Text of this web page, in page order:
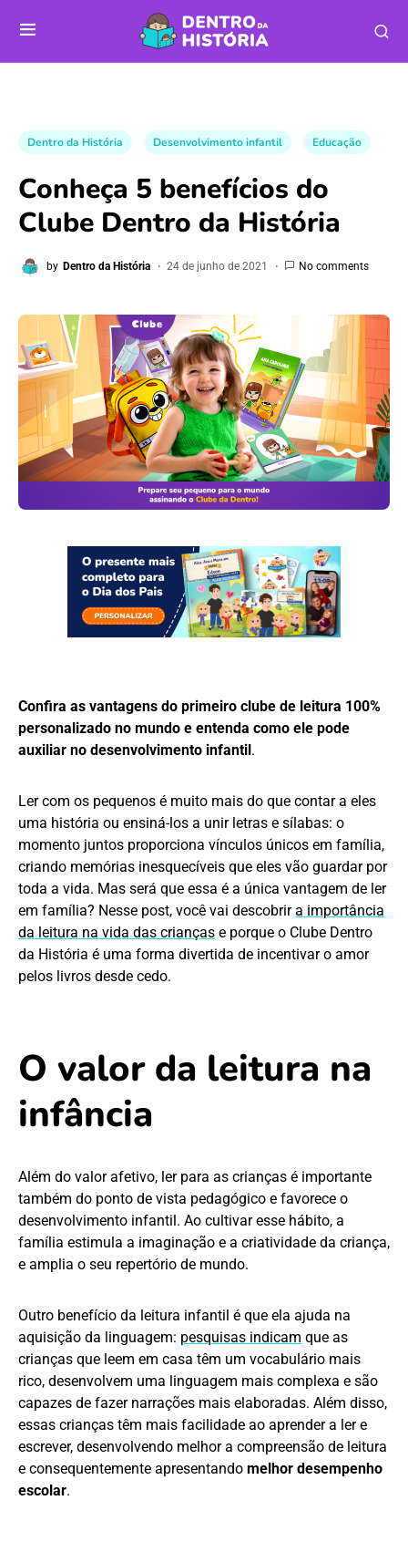
Dentro da História Desenvolvimento infantil Educação
Conheça 5 benefícios do
Clube Dentro da História
by Dentro da História 24 de junho de 2021 No comments
Confira as vantagens do primeiro clube de leitura 100%
personalizado no mundo e entenda como ele pode
auxiliar no desenvolvimento infantil.
Ler com os pequenos é muito mais do que contar a eles
uma história ou ensiná-los a unir letras e sílabas: o
momento juntos proporciona vínculos únicos em família,
criando memórias inesquecíveis que eles vão guardar por
toda a vida. Mas será que essa é a única vantagem de ler
em família? Nesse post, você vai descobrira importância
da leitura na vida das crianças e porque o Clube Dentro
da História é uma forma divertida de incentivar o amor
pelos livros desde cedo.
O valor da leitura na
infância
Além do valor afetivo, ler para as crianças é importante
também do ponto de vista pedagógico e favorece o
desenvolvimento infantil. Ao cultivar esse hábito, a
família estimula a imaginação e a criatividade da criança,
e amplia o seu repertório de mundo.
Outro benefício da leitura infantil é que ela ajuda na
aquisição da linguagem: pesquisas indicam que as
crianças que leem em casa têm um vocabulário mais
rico, desenvolvem uma linguagem mais complexa e são
capazes de fazer narrações mais elaboradas. Além disso,
essas crianças têm mais facilidade ao aprender a ler e
escrever, desenvolvendo melhor a compreensão de leitura
e consequentemente apresentando melhor desempenho
escolar.